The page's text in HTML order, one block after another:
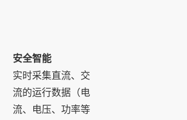
安全智能
实时采集直流、交
流的运行数据（电
流、电压、功率等